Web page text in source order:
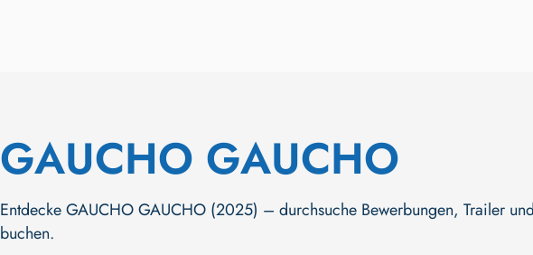
GAUCHO GAUCHO
Entdecke GAUCHO GAUCHO (2025) – durchsuche Bewerbungen, Trailer
buchen.